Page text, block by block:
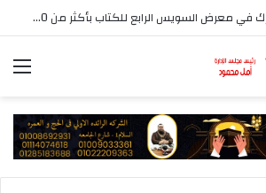
قصور الثقافة تشارك في معرض السويس الرابع للكتاب بأكثر من 250 عنوانا وببرنامج فني عبر المسرح المتنقل